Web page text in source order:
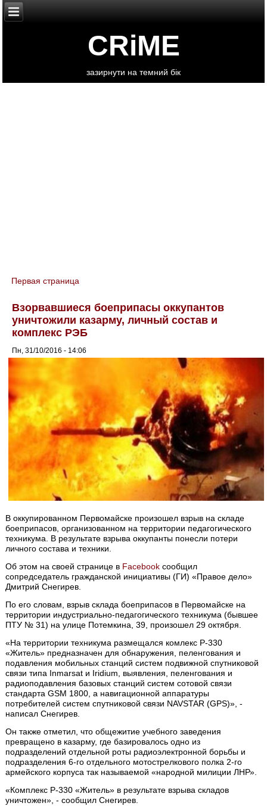
CRiME
зазирнути на темний бік
You are here
Первая страница
Взорвавшиеся боеприпасы оккупантов
уничтожили казарму, личный состав и
комплекс РЭБ
Пн, 31/10/2016 - 14:06
В оккупированном Первомайске произошел взрыв на складе
боеприпасов, организованном на территории педагогического
техникума. В результате взрыва оккупанты понесли потери
личного состава и техники.
Об этом на своей странице в Facebook сообщил
сопредседатель гражданской инициативы (ГИ) «Правое дело»
Дмитрий Снегирев.
По его словам, взрыв склада боеприпасов в Первомайске на
территории индустриально-педагогического техникума (бывшее
ПТУ № 31) на улице Потемкина, 39, произошел 29 октября.
«На территории техникума размещался комлекс Р-330
«Житель» предназначен для обнаружения, пеленгования и
подавления мобильных станций систем подвижной спутниковой
связи типа Inmarsat и Iridium, выявления, пеленгования и
радиоподавления базовых станций систем сотовой связи
стандарта GSM 1800, а навигационной аппаратуры
потребителей систем спутниковой связи NAVSTAR (GPS)», -
написал Снегирев.
Он также отметил, что общежитие учебного заведения
превращено в казарму, где базировалось одно из
подразделений отдельной роты радиоэлектронной борьбы и
подразделения 6-го отдельного мотострелкового полка 2-го
армейского корпуса так называемой «народной милиции ЛНР».
«Комплекс Р-330 «Житель» в результате взрыва складов
уничтожен», - сообщил Снегирев.